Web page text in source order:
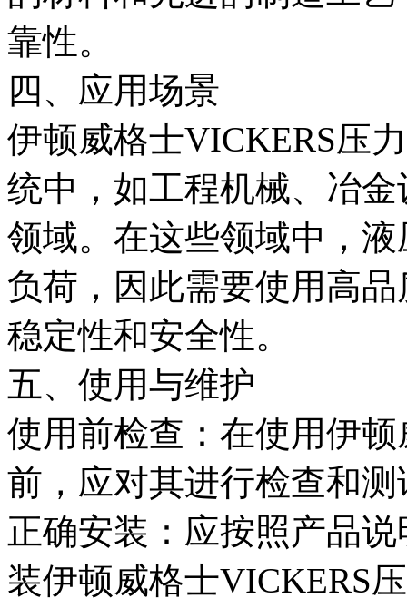
靠性。
四、应用场景
伊顿威格士VICKERS压
统中，如工程机械、冶
领域。在这些领域中，
负荷，因此需要使用高
稳定性和安全性。
五、使用与维护
使用前检查：在使用伊
前，应对其进行检查和
正确安装：应按照产品
装伊顿威格士VICKERS